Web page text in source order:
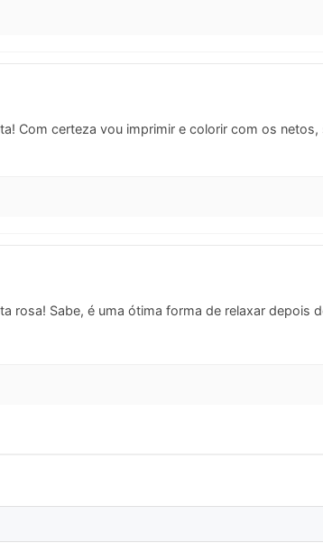
Com certeza vou imprimir e colorir com os netos,
rosa! Sabe, é uma ótima forma de relaxar depois